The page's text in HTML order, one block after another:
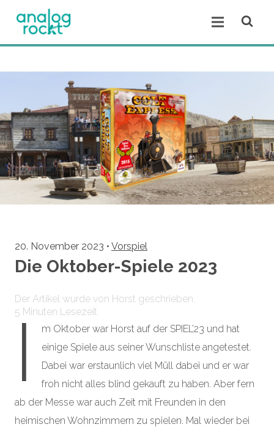
Open menu.
Open
20. November 2023 • Vorspiel
Die Oktober-Spiele 2023
Der Artikel wurde von Horst geschrieben.
5 Minuten Lesezeit
I
m Oktober war Horst auf der SPIEL’23 und hat
einige Spiele aus seiner Wunschliste angetestet.
Dabei war erstaunlich viel Müll dabei und er war
froh nicht alles blind gekauft zu haben. Aber fern
ab der Messe war auch Zeit mit Freunden in den
heimischen Wohnzimmern zu spielen. Mal wieder bei